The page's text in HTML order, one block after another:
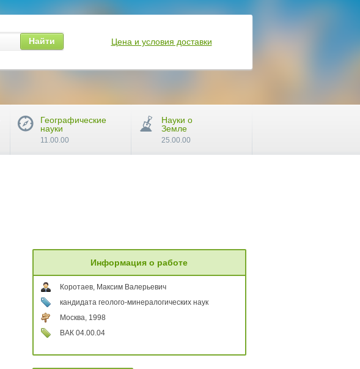
Информация о работе
Коротаев, Максим Валерьевич
кандидата геолого-минералогических наук
Москва, 1998
ВАК 04.00.04
Найти Цена и условия доставки
Географические
науки
11.00.00
Науки о
Земле
25.00.00